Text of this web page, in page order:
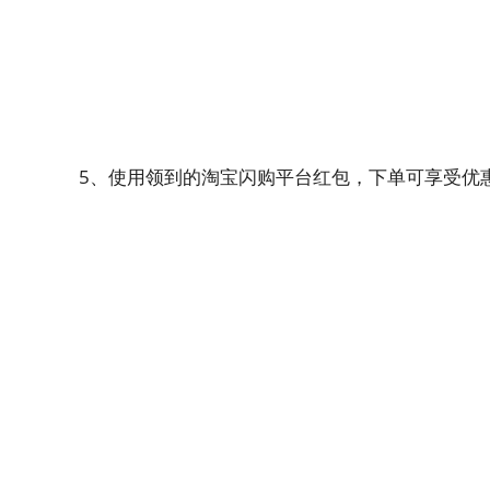
5、使用领到的淘宝闪购平台红包，下单可享受优